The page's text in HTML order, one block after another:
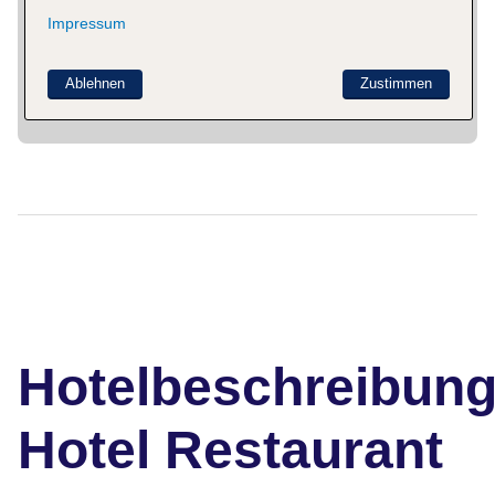
Hotel Restaurant
Impressum
Zustimmen
Ablehnen